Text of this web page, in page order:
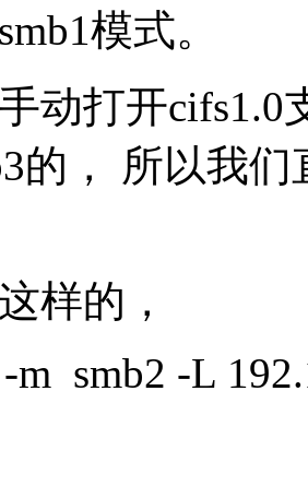
模式。
动打开cifs1.0
的， 所以我
样的，
m smb2 -L